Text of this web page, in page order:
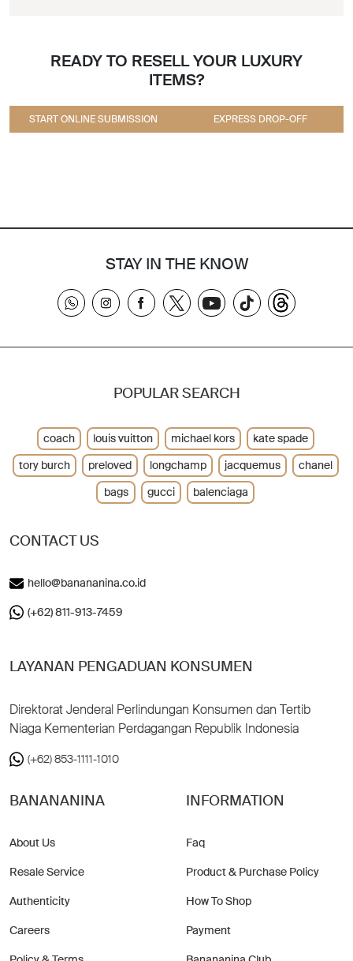
READY TO RESELL YOUR LUXURY
ITEMS?
START ONLINE SUBMISSION EXPRESS DROP-OFF
STAY IN THE KNOW
CONTACT US
hello@banananina.co.id
(+62) 811-913-7459
LAYANAN PENGADUAN KONSUMEN
Direktorat Jenderal Perlindungan Konsumen dan Tertib
Niaga Kementerian Perdagangan Republik Indonesia
(+62) 853-1111-1010
BANANANINA
About Us
Resale Service
Authenticity
Careers
INFORMATION
Faq
Product & Purchase Policy
How To Shop
Payment
POPULAR SEARCH
coach louis vuitton michael kors
kate spade
tory burch
preloved longchamp jacquemus
chanel
bags
gucci balenciaga